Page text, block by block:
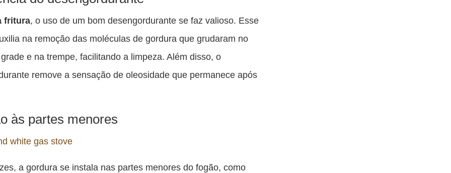
fritura, o uso de um bom desengordurante se faz valioso. Esse
na remoção das moléculas de gordura que grudaram no
e na trempe, facilitando a limpeza. Além disso, o
remove a sensação de oleosidade que permanece após
às partes menores
a gordura se instala nas partes menores do fogão, como